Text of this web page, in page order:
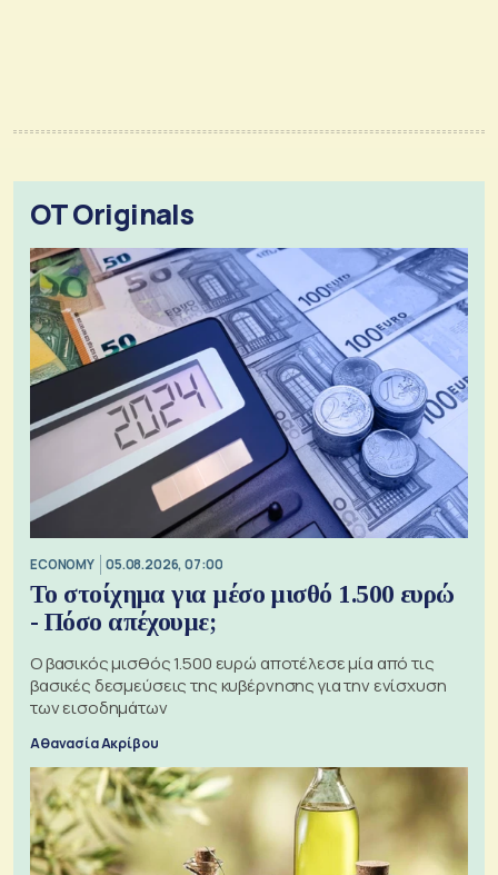
OT Originals
ECONOMY 05.08.2026, 07:00
Το στοίχημα για μέσο μισθό 1.500 ευρώ
- Πόσο απέχουμε;
Ο βασικός μισθός 1.500 ευρώ αποτέλεσε μία από τις
βασικές δεσμεύσεις της κυβέρνησης για την ενίσχυση
των εισοδημάτων
Αθανασία Ακρίβου